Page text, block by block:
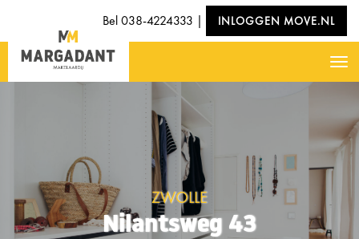
Bel038-4224333 | INLOGGEN MOVE.NL
Nilantsweg 43
ZWOLLE